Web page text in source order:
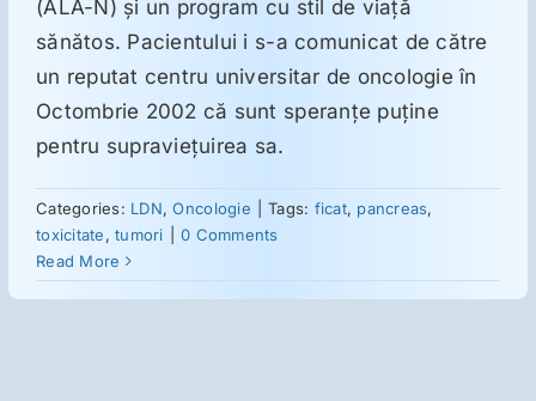
(ALA-N) şi un program cu stil de viaţă
sănătos. Pacientului i s-a comunicat de către
un reputat centru universitar de oncologie în
Octombrie 2002 că sunt speranţe puţine
pentru supravieţuirea sa.
Categories: LDN,Oncologie Tags: ficat, pancreas,
toxicitate,tumori
0 Comments
Read More